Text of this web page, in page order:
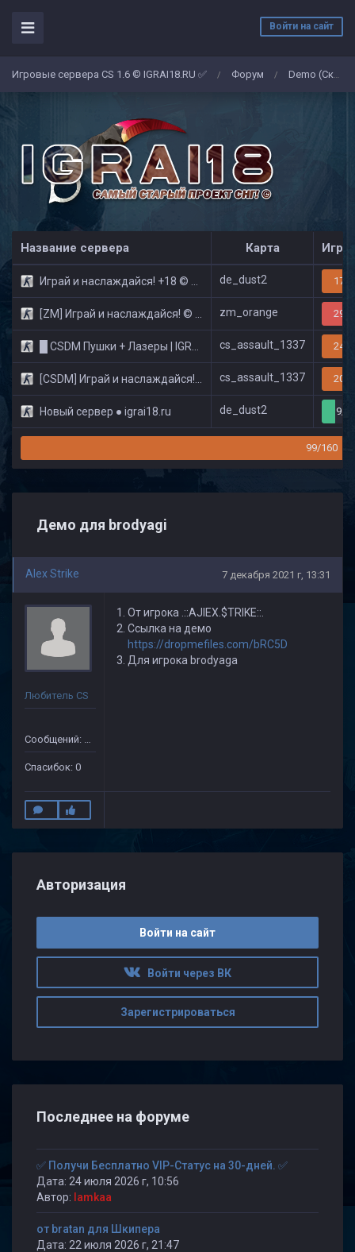
Войти на сайт
Игровые сервера CS 1.6 © IGRAI18.RU ✅ / Форум / Demo (Скриншоты)
Название сервера Карта
Играй и наслаждайся! +18 © Public de_dust2 17/
[ZM] Играй и наслаждайся! © Zombie Show zm_orange 29/
█ CSDM Пушки + Лазеры | IGRAI18.RU ツ █ cs_assault_1337 24/
[CSDM] Играй и наслаждайся! © Classic cs_assault_1337 20/
Новый сервер ● igrai18.ru de_dust2 9/
99/160
Демо для brodyagi
Alex Strike 7 декабря 2021 г, 13:31
Любитель CS
Сообщений: 24
Спасибок: 0
От игрока .::AJIEX.$TRIKE::.
Ссылка на демо
https://dropmefiles.com/bRC5D
Для игрока brodyaga
Авторизация
Войти на сайт
Войти через ВК
Зарегистрироваться
Последнее на форуме
✅ Получи Бесплатно VIP-Статус на 30-дней. ✅
Дата: 24 июля 2026 г, 10:56
Автор: lamkaa
от bratan для Шкипера
Дата: 22 июля 2026 г, 21:47